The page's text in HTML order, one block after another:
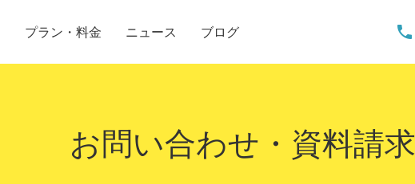
プラン・料金 ニュース ブログ phone
お問い合わせ・資料請求